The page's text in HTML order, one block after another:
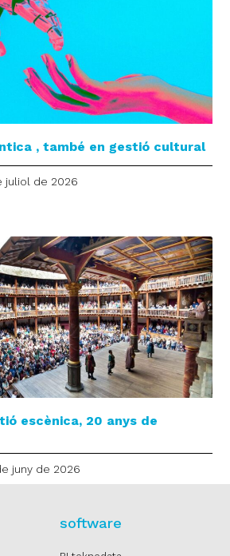
, també en gestió cultural
juliol de 2026
escènica, 20 anys de
juny de 2026
software